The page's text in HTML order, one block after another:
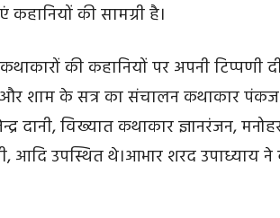
कहानियों की सामग्री है।
कथाकारों की कहानियों पर अपनी टिप्पणी
शाम के सत्र का संचालन कथाकार पंकज
दानी, विख्यात कथाकार ज्ञानरंजन,
आदि उपस्थित थे।आभार शरद उपाध्याय ने